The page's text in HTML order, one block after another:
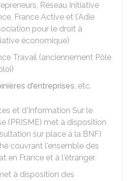
Réseau Initiative
France Active et l'Adie
pour le droit à
économique)
Travail (anciennement Pôle
d'entreprises, etc.
et d'Information Sur le
(PRISME) met à disposition
sur place à la BNF)
couvrant l'ensemble des
en France et à l'étranger.
à disposition des